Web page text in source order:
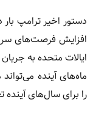
دستور اخیر ترامپ
افزایش فرصت‌های
ایالات متحده به
ماه‌های آینده
را برای سال‌های